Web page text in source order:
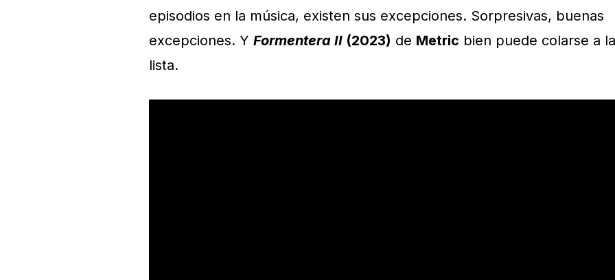
episodios en la música, existen sus excepciones. Sorpresivas, buenas
excepciones. Y Formentera II (2023) de Metric bien puede colarse a la
lista.